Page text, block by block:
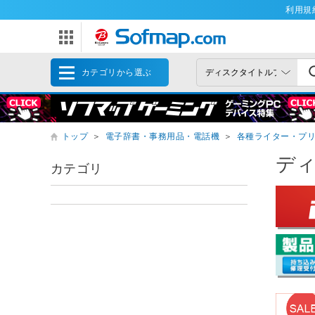
利用規
カテゴリから選ぶ
トップ ＞ 電子辞書・事務用品・電話機 ＞ 各種ライター・プ
デ
カテゴリ